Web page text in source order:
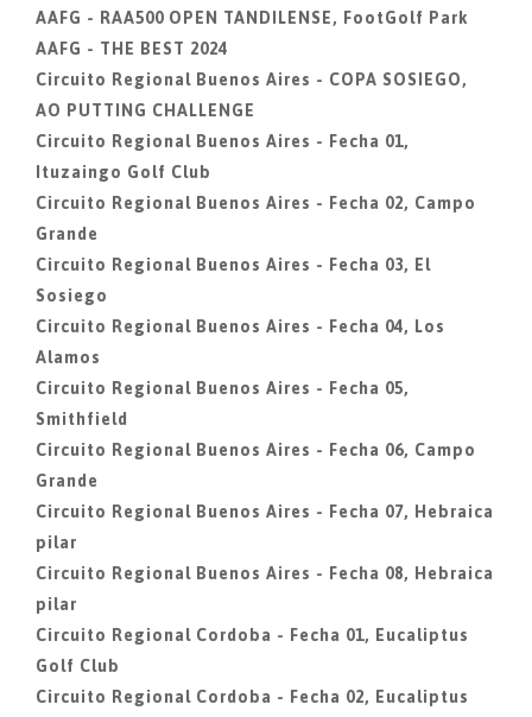
AAFG - RAA500 OPEN TANDILENSE, FootGolf Park
AAFG - THE BEST 2024
Circuito Regional Buenos Aires - COPA SOSIEGO,
AO PUTTING CHALLENGE
Circuito Regional Buenos Aires - Fecha 01,
Ituzaingo Golf Club
Circuito Regional Buenos Aires - Fecha 02, Campo
Grande
Circuito Regional Buenos Aires - Fecha 03, El
Sosiego
Circuito Regional Buenos Aires - Fecha 04, Los
Alamos
Circuito Regional Buenos Aires - Fecha 05,
Smithfield
Circuito Regional Buenos Aires - Fecha 06, Campo
Grande
Circuito Regional Buenos Aires - Fecha 07, Hebraica
pilar
Circuito Regional Buenos Aires - Fecha 08, Hebraica
pilar
Circuito Regional Cordoba - Fecha 01, Eucaliptus
Golf Club
Circuito Regional Cordoba - Fecha 02, Eucaliptus